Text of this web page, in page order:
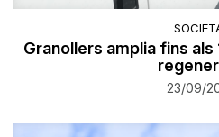
Granollers amplia fins als
23/09/